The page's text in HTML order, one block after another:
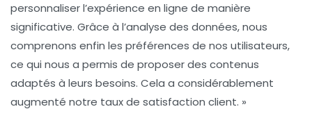
personnaliser l’expérience en ligne de manière
significative. Grâce à l’analyse des données, nous
comprenons enfin les préférences de nos utilisateurs,
ce qui nous a permis de proposer des contenus
adaptés à leurs besoins. Cela a considérablement
augmenté notre taux de satisfaction client. »